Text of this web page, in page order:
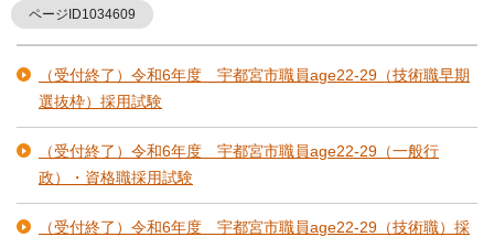
ページID1034609
（受付終了）令和6年度 宇都宮市職員age22-29（技術職早期
選抜枠）採用試験
（受付終了）令和6年度 宇都宮市職員age22-29（一般行
政）・資格職採用試験
（受付終了）令和6年度 宇都宮市職員age22-29（技術職）採